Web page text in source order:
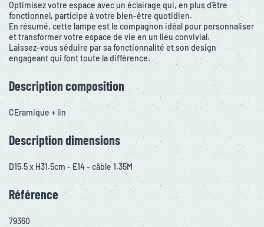
Optimisez votre espace avec un éclairage qui, en plus d'être
fonctionnel, participe à votre bien-être quotidien.
En résumé, cette lampe est le compagnon idéal pour personnaliser
et transformer votre espace de vie en un lieu convivial.
Laissez-vous séduire par sa fonctionnalité et son design
engageant qui font toute la différence.
Description composition
CEramique + lin
Description dimensions
D15.5 x H31.5cm - E14 - câble 1.35M
Référence
79360